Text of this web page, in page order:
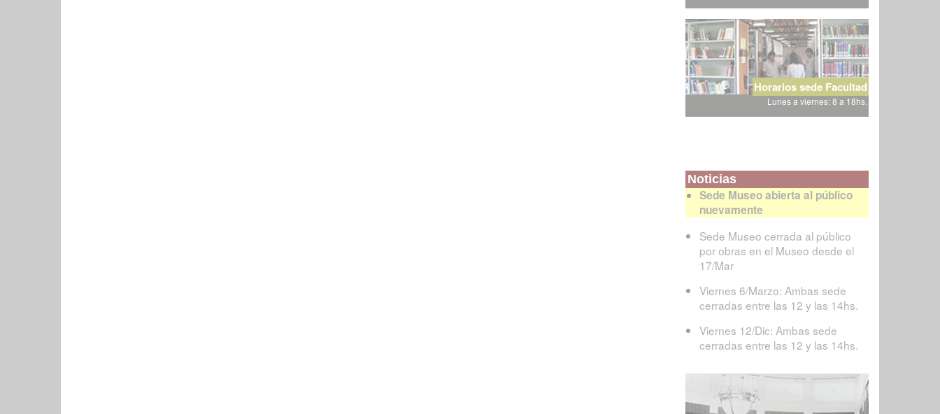
Horarios sede Facultad
Lunes a viernes: 8 a 18hs.
Noticias
Sede Museo abierta al público
nuevamente
Sede Museo cerrada al público
por obras en el Museo desde el
17/Mar
Viernes 6/Marzo: Ambas sede
cerradas entre las 12 y las 14hs.
Viernes 12/Dic: Ambas sede
cerradas entre las 12 y las 14hs.